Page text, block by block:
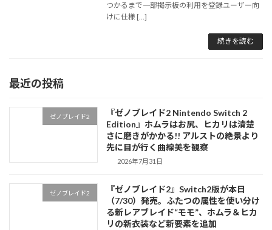
つかるまで一部掲示板の利用を登録ユーザー向
けに仕様 […]
続きを読む
最近の投稿
ゼノブレイド2
『ゼノブレイド2 Nintendo Switch 2
Edition』ホムラはお尻、ヒカリは清楚
さに磨きがかかる!! アルストの絶景より
先に目が行く曲線美を観察
2026年7月31日
ゼノブレイド2
『ゼノブレイド2』Switch2版が本日
（7/30）発売。ふたつの属性を使い分け
る新レアブレイド“モモ”、ホムラ＆ヒカ
リの新衣装など新要素を追加